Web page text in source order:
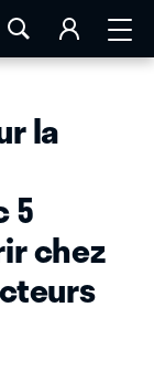
ROCHELLE
la
5
chez